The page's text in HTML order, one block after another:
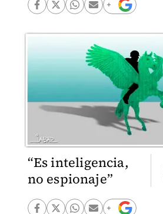
“Es inteligencia,
no espionaje”